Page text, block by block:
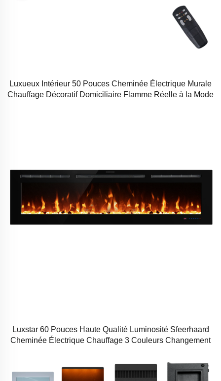
Luxueux Intérieur 50 Pouces Cheminée Électrique Murale
Chauffage Décoratif Domiciliaire Flamme Réelle à la Mode
Luxstar 60 Pouces Haute Qualité Luminosité Sfeerhaard
Cheminée Électrique Chauffage 3 Couleurs Changement